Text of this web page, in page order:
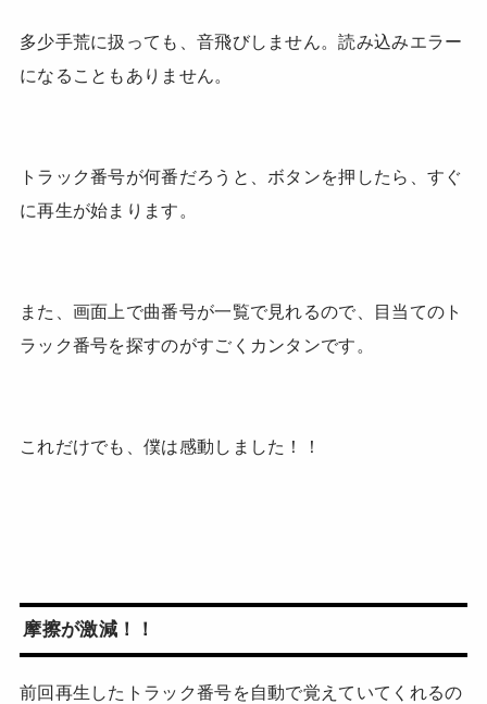
多少手荒に扱っても、音飛びしません。読み込みエラー
になることもありません。
トラック番号が何番だろうと、ボタンを押したら、すぐ
に再生が始まります。
また、画面上で曲番号が一覧で見れるので、目当てのト
ラック番号を探すのがすごくカンタンです。
これだけでも、僕は感動しました！！
摩擦が激減！！
前回再生したトラック番号を自動で覚えていてくれるの